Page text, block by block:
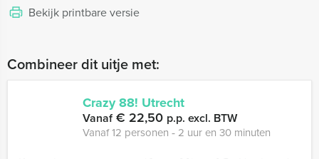
Bekijk printbare versie
Combineer dit uitje met:
Crazy 88! Utrecht
Vanaf€ 22,50 p.p. excl. BTW
Vanaf 12 personen ‐ 2 uur en 30 minuten